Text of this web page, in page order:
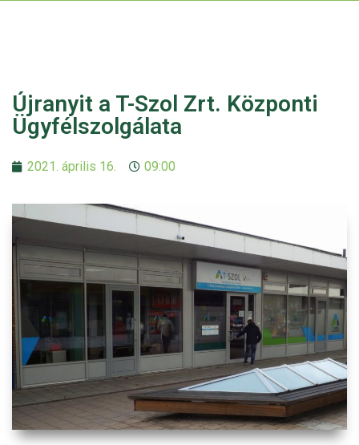
Újranyit a T-Szol Zrt. Központi
Ügyfélszolgálata
2021. április 16. 09:00